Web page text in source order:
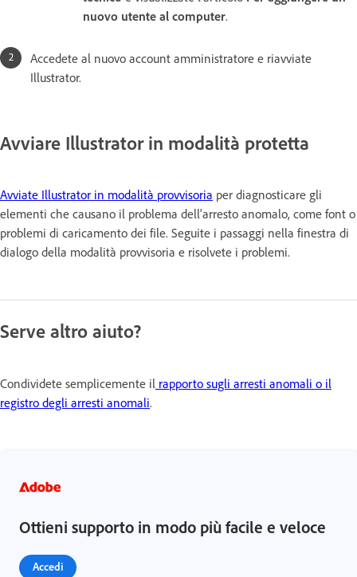
nuovo utente al computer.
Accedete al nuovo account amministratore e riavviate
Illustrator.
Avviare Illustrator in modalità protetta
Avviate Illustrator in modalità provvisoria per diagnosticare gli
elementi che causano il problema dell'arresto anomalo, come font o
problemi di caricamento dei file. Seguite i passaggi nella finestra di
dialogo della modalità provvisoria e risolvete i problemi.
Serve altro aiuto?
Condividete semplicemente il rapporto sugli arresti anomali o il
registro degli arresti anomali.
Ottieni supporto in modo più facile e veloce
Accedi